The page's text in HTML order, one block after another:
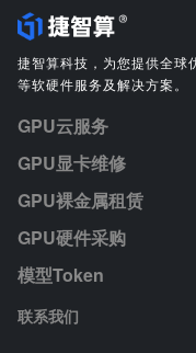
捷智算科技，为您提供全
等软硬件服务及解决方案。
GPU云服务
GPU显卡维修
GPU裸金属租赁
GPU硬件采购
模型Token
联系我们